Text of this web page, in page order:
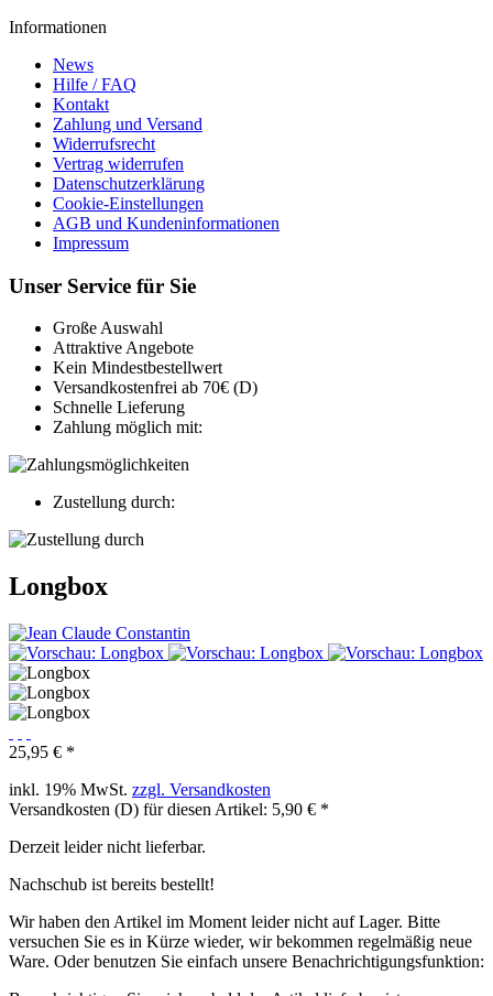
Informationen
News
Hilfe / FAQ
Kontakt
Zahlung und Versand
Widerrufsrecht
Vertrag widerrufen
Datenschutzerklärung
Cookie-Einstellungen
AGB und Kundeninformationen
Impressum
Unser Service für Sie
Große Auswahl
Attraktive Angebote
Kein Mindestbestellwert
Versandkostenfrei ab 70€ (D)
Schnelle Lieferung
Zahlung möglich mit:
Zustellung durch:
Longbox
25,95 € *
inkl. 19% MwSt. zzgl. Versandkosten
Versandkosten (D) für diesen Artikel: 5,90 € *
Derzeit leider nicht lieferbar.
Nachschub ist bereits bestellt!
Wir haben den Artikel im Moment leider nicht auf Lager. Bitte
versuchen Sie es in Kürze wieder, wir bekommen regelmäßig neue
Ware. Oder benutzen Sie einfach unsere Benachrichtigungsfunktion: